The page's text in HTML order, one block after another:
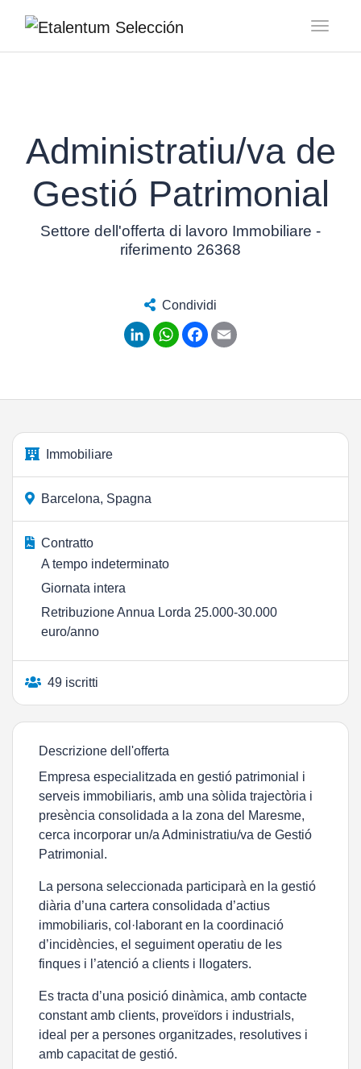
Administratiu/va de
Gestió Patrimonial
Settore dell'offerta di lavoro Immobiliare -
riferimento 26368
Condividi
LinkedInWhatsApp
Facebook
Immobiliare
Barcelona, Spagna
Contratto
A tempo indeterminato
Giornata intera
Retribuzione Annua Lorda 25.000-30.000
euro/anno
49 iscritti
Descrizione dell'offerta
Empresa especialitzada en gestió patrimonial i
serveis immobiliaris, amb una sòlida trajectòria i
presència consolidada a la zona del Maresme,
cerca incorporar un/a Administratiu/va de Gestió
Patrimonial.
La persona seleccionada participarà en la gestió
diària d’una cartera consolidada d’actius
immobiliaris, col·laborant en la coordinació
d’incidències, el seguiment operatiu de les
finques i l’atenció a clients i llogaters.
Es tracta d’una posició dinàmica, amb contacte
constant amb clients, proveïdors i industrials,
ideal per a persones organitzades, resolutives i
amb capacitat de gestió.